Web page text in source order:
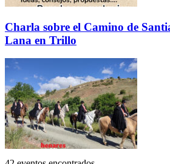
Charla sobre el Camino de
Lana en Trillo